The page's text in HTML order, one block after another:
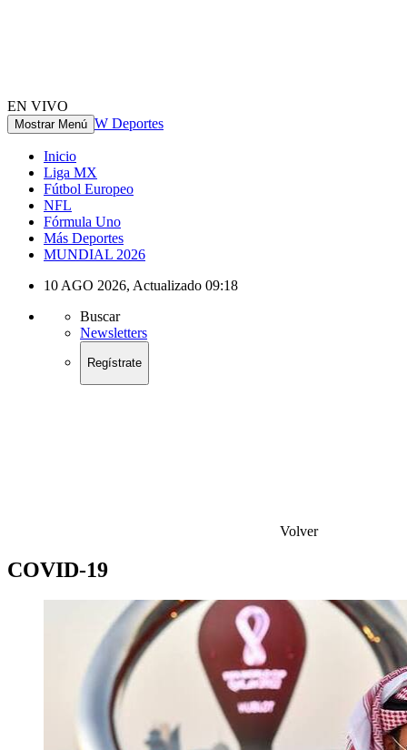
EN VIVO
Mostrar Menú W Deportes
Inicio
Liga MX
Fútbol Europeo
NFL
Fórmula Uno
Más Deportes
MUNDIAL 2026
10 AGO 2026, Actualizado 09:18
Buscar
Newsletters
Regístrate
Volver
COVID-19